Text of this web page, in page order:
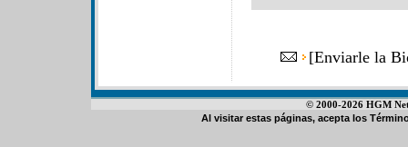
[Enviarle la
© 2000-2026 HGM
Al visitar estas páginas, acepta los